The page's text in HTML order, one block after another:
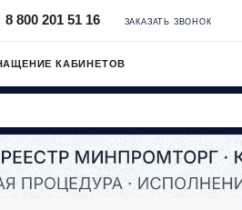
8 800 201 51 16 ЗАКАЗАТЬ ЗВОНОК
КАБИНЕТОВ